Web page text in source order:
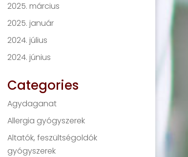
2025. március
2025. január
2024. július
2024. június
Categories
Agydaganat
Allergia gyógyszerek
Altatók, feszültségoldók
gyógyszerek